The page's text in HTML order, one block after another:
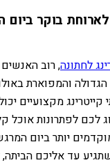
לארוחת בוקר ביום
לחתונה, רוב
והמפוארת
מקצועיים
לכם לפתרונות אוכל
יותר ביום
עד אליכם הביתה,